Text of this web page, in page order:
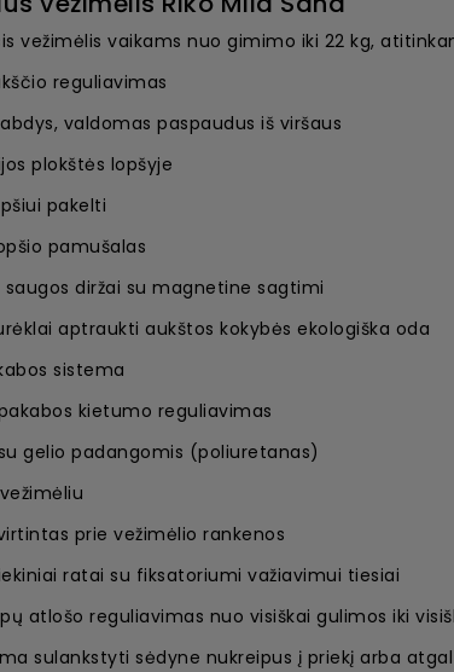
vežimėlis vaikams nuo gimimo iki 22 kg,
reguliavimas
valdomas paspaudus iš viršaus
plokštės lopšyje
pakelti
pamušalas
saugos diržai su magnetine sagtimi
aptraukti aukštos kokybės ekologiška oda
sistema
kietumo reguliavimas
gelio padangomis (poliuretanas)
prie vežimėlio rankenos
ratai su fiksatoriumi važiavimui tiesiai
atlošo reguliavimas nuo visiškai gulimos iki
sulankstyti sėdyne nukreipus į priekį arba atgal